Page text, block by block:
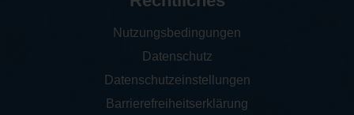
Nutzungsbedingungen
Datenschutz
Datenschutzeinstellungen
Barrierefreiheitserklärung